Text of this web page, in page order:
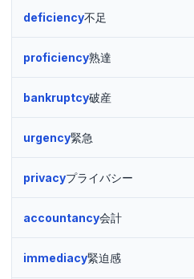
deficiency不足
proficiency熟達
bankruptcy破産
urgency緊急
privacyプライバシー
accountancy会計
immediacy緊迫感